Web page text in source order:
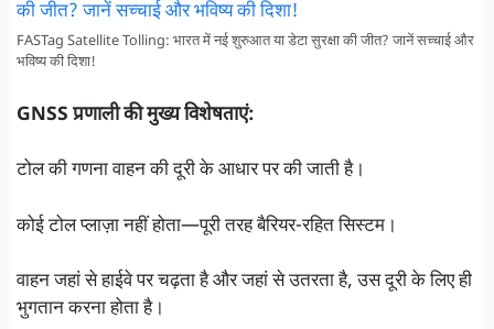
FASTag Satellite Tolling: भारत में नई शुरुआत या डेटा सुरक्षा की जीत? जानें सच्चाई और
भविष्य की दिशा!
GNSS प्रणाली की मुख्य विशेषताएं:
टोल की गणना वाहन की दूरी के आधार पर की जाती है।
कोई टोल प्लाज़ा नहीं होता—पूरी तरह बैरियर-रहित सिस्टम।
वाहन जहां से हाईवे पर चढ़ता है और जहां से उतरता है, उस दूरी के लिए ही
भुगतान करना होता है।